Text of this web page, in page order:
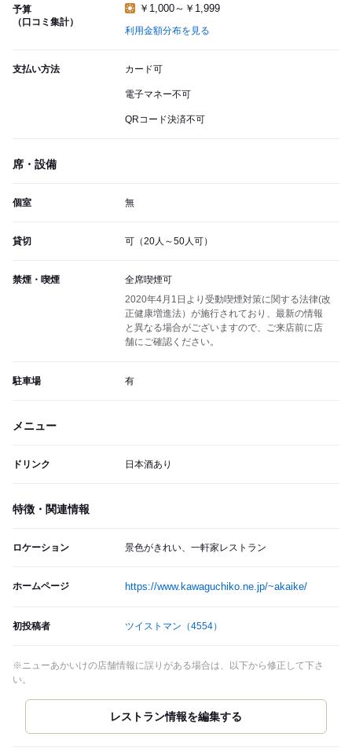
予算
（口コミ集計）
￥1,000～￥1,999
利用金額分布を見る
支払い方法 カード可
電子マネー不可
QRコード決済不可
席・設備
個室 無
貸切 可（20人～50人可）
禁煙・喫煙
全席喫煙可
2020年4月1日より受動喫煙対策に関する法律(改
正健康増進法）が施行されており、最新の情報
と異なる場合がございますので、ご来店前に店
舗にご確認ください。
駐車場 有
メニュー
ドリンク 日本酒あり
特徴・関連情報
ロケーション 景色がきれい、一軒家レストラン
ホームページ https://www.kawaguchiko.ne.jp/~akaike/
初投稿者 ツイストマン （4554）
※ニューあかいけの店舗情報に誤りがある場合は、以下から修正して下さ
い。